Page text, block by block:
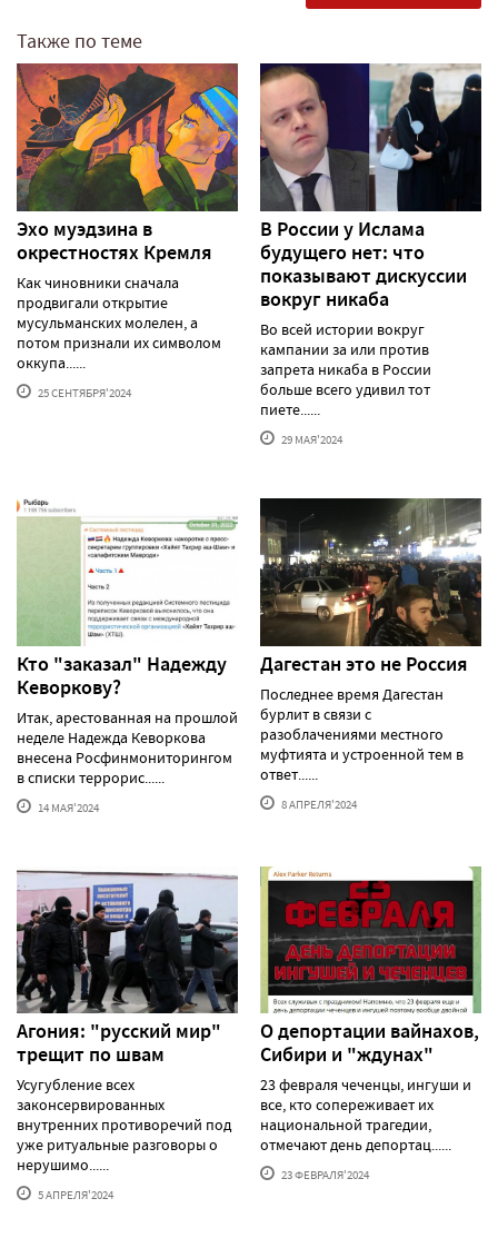
Также по теме
Эхо муэдзина в
окрестностях Кремля
Как чиновники сначала
продвигали открытие
мусульманских молелен, а
потом признали их символом
оккупа......
25 СЕНТЯБРЯ'2024
В России у Ислама
будущего нет: что
показывают дискуссии
вокруг никаба
Во всей истории вокруг
кампании за или против
запрета никаба в России
больше всего удивил тот
пиете......
29 МАЯ'2024
Кто "заказал" Надежду
Кеворкову?
Итак, арестованная на прошлой
неделе Надежда Кеворкова
внесена Росфинмониторингом
в списки террорис......
14 МАЯ'2024
Дагестан это не Россия
Последнее время Дагестан
бурлит в связи с
разоблачениями местного
муфтията и устроенной тем в
ответ......
8 АПРЕЛЯ'2024
Агония: "русский мир"
трещит по швам
Усугубление всех
законсервированных
внутренних противоречий под
уже ритуальные разговоры о
нерушимо......
5 АПРЕЛЯ'2024
О депортации вайнахов,
Сибири и "ждунах"
23 февраля чеченцы, ингуши и
все, кто сопереживает их
национальной трагедии,
отмечают день депортац......
23 ФЕВРАЛЯ'2024